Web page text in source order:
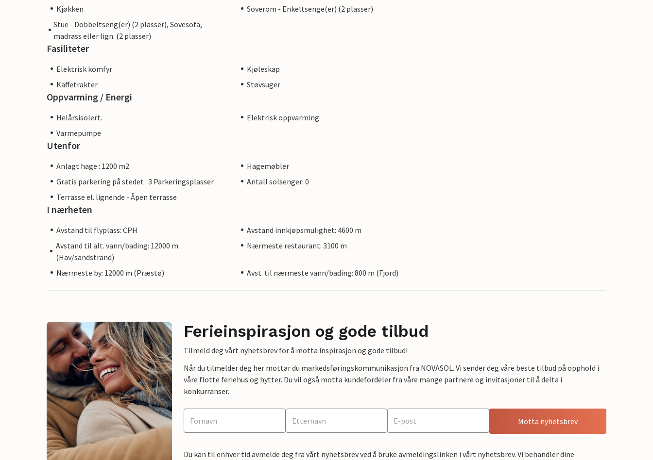
Kjøkken
Soverom - Enkeltsenge(er) (2 plasser)
Stue - Dobbeltseng(er) (2 plasser), Sovesofa,
madrass eller lign. (2 plasser)
Fasiliteter
Elektrisk komfyr
Kjøleskap
Kaffetrakter
Støvsuger
Oppvarming / Energi
Helårsisolert.
Elektrisk oppvarming
Varmepumpe
Utenfor
Anlagt hage : 1200 m2
Hagemøbler
Gratis parkering på stedet : 3 Parkeringsplasser
Antall solsenger: 0
Terrasse el. lignende - Åpen terrasse
I nærheten
Avstand til flyplass: CPH
Avstand innkjøpsmulighet: 4600 m
Avstand til alt. vann/bading: 12000 m
(Hav/sandstrand)
Nærmeste restaurant: 3100 m
Nærmeste by: 12000 m (Præstø) Avst. til nærmeste vann/bading: 800 m (Fjord)
Ferieinspirasjon og gode tilbud
Tilmeld deg vårt nyhetsbrev for å motta inspirasjon og gode tilbud!
Når du tilmelder deg her mottar du markedsføringskommunikasjon fra NOVASOL. Vi sender deg våre beste tilbud på opphold i
våre flotte feriehus og hytter. Du vil også motta kundefordeler fra våre mange partnere og invitasjoner til å delta i
konkurranser.
Motta nyhetsbrev
Du kan til enhver tid avmelde deg fra vårt nyhetsbrev ved å bruke avmeldingslinken i vårt nyhetsbrev. Vi behandler dine